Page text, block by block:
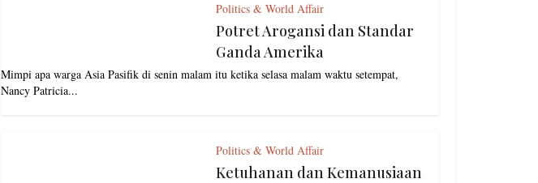
Politics & World Affair
Potret Arogansi dan Standar
Ganda Amerika
Mimpi apa warga Asia Pasifik di senin malam itu ketika selasa malam waktu setempat,
Nancy Patricia...
Politics & World Affair
Ketuhanan dan Kemanusiaan